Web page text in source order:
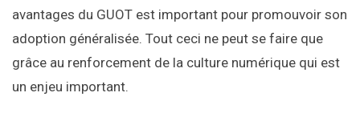
avantages du GUOT est important pour promouvoir son
adoption généralisée. Tout ceci ne peut se faire que
grâce au renforcement de la culture numérique qui est
un enjeu important.